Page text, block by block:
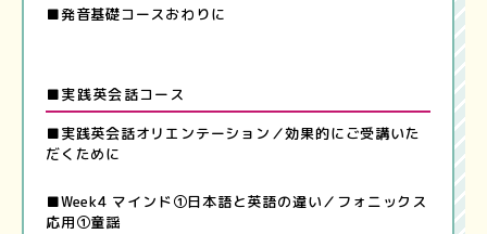
■発音基礎コースおわりに
■実践英会話コース
■実践英会話オリエンテーション／効果的にご受講いた
だくために
■Week4 マインド①日本語と英語の違い／フォニックス
応用①童謡